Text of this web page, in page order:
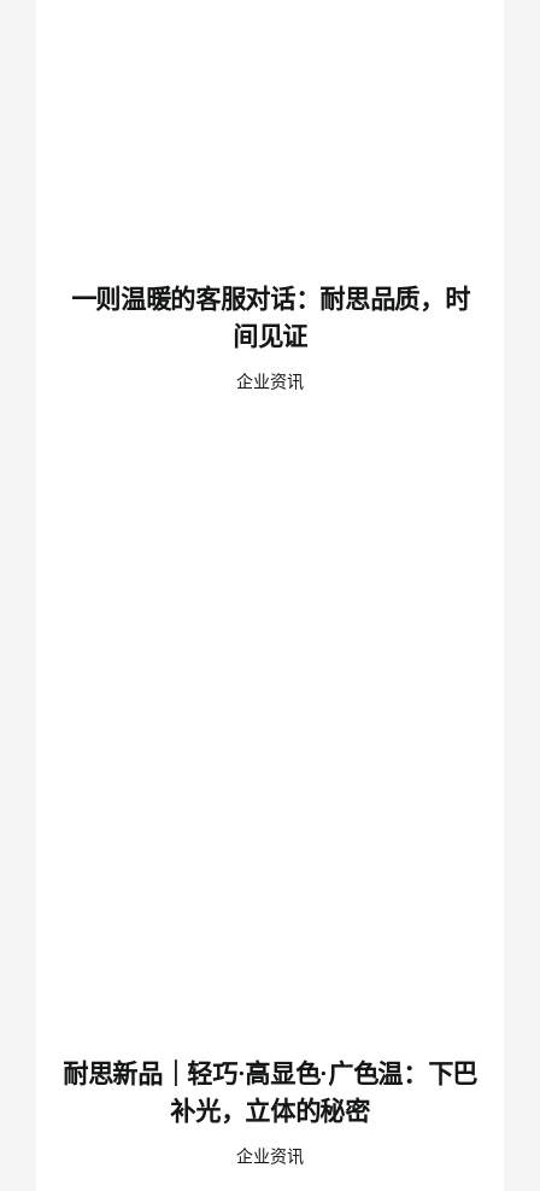
一则温暖的客服对话：耐思品质，时
间见证
企业资讯
耐思新品｜轻巧·高显色·广色温：下巴
补光，立体的秘密
企业资讯